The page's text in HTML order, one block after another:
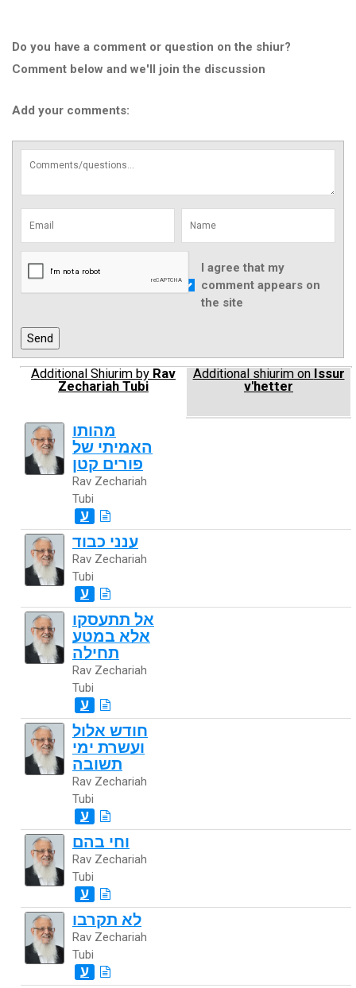
Do you have a comment or question on the shiur?
Comment below and we'll join the discussion
Add your comments:
I agree that my
comment appears on
the site
Additional Shiurim by Rav
Zechariah Tubi
Additional shiurim on Issur
v'hetter
מהותו
האמיתי של
פורים קטן
Rav Zechariah
Tubi
ע
ענני כבוד
Rav Zechariah
Tubi
ע
אל תתעסקו
אלא במטע
תחילה
Rav Zechariah
Tubi
ע
חודש אלול
ועשרת ימי
תשובה
Rav Zechariah
Tubi
ע
וחי בהם
Rav Zechariah
Tubi
ע
לא תקרבו
Rav Zechariah
Tubi
ע